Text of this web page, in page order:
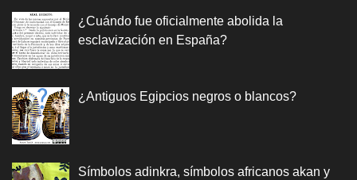
¿Cuándo fue oficialmente abolida la
esclavización en España?
¿Antiguos Egipcios negros o blancos?
Símbolos adinkra, símbolos africanos akan y